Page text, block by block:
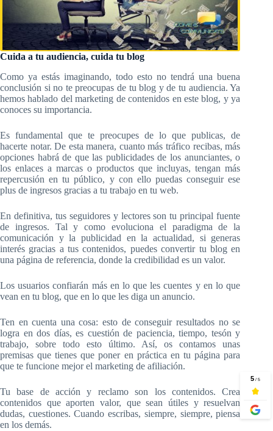
Cuida a tu audiencia, cuida tu blog
Como ya estás imaginando, todo esto no tendrá una buena
conclusión si no te preocupas de tu blog y de tu audiencia. Ya
hemos hablado del marketing de contenidos en este blog, y ya
conoces su importancia.
Es fundamental que te preocupes de lo que publicas, de
hacerte notar. De esta manera, cuanto más tráfico recibas, más
opciones habrá de que las publicidades de los anunciantes, o
los enlaces a marcas o productos que incluyas, tengan más
repercusión en tu público, y con ello puedas conseguir ese
plus de ingresos gracias a tu trabajo en tu web.
En definitiva, tus seguidores y lectores son tu principal fuente
de ingresos. Tal y como evoluciona el paradigma de la
comunicación y la publicidad en la actualidad, si generas
interés gracias a tus contenidos, puedes convertir tu blog en
una página de referencia, donde la credibilidad es un valor.
Los usuarios confiarán más en lo que les cuentes y en lo que
vean en tu blog, que en lo que les diga un anuncio.
Ten en cuenta una cosa: esto de conseguir resultados no se
logra en dos días, es cuestión de paciencia, tiempo, tesón y
trabajo, sobre todo esto último. Así, os contamos unas
premisas que tienes que poner en práctica en tu página para
que te funcione mejor el marketing de afiliación.
Tu base de acción y reclamo son los contenidos. Crea
contenidos que aporten valor, que sean útiles y resuelvan
dudas, cuestiones. Cuando escribas, siempre, siempre, piensa
en los demás.